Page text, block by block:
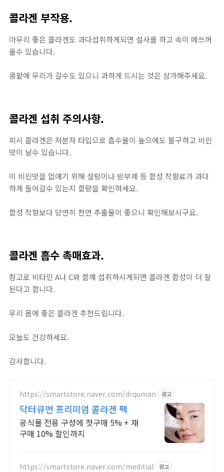
콜라겐 부작용.
아무리 좋은 콜라겐도 과다섭취하게되면 설사를 하고 속이 메쓰꺼
울수 있습니다.
콩팥에 무리가 갈수도 있으니 과하게 드시는 것은 삼가해주세요.
콜라겐 섭취 주의사항.
피시 콜라겐은 저분자 타입으로 흡수율이 높으에도 불구하고 비린
맛이 날수 있습니다.
이 비린맛을 없애기 위해 설탕이나 방부제 등 합성 착향료가 과다
하게 들어갈수 있는지 함량을 확인하세요.
합성 착향보다 당연히 천연 추출물이 좋으니 확인해보시구요.
콜라겐 흡수 촉매효과.
참고로 비타민 A나 C와 함께 섭취하시게되면 콜라겐 합성이 더 잘
된다고 합니다.
우리 몸에 좋은 콜라겐 추천드립니다.
오늘도 건강하세요.
감사합니다.
https://smartstore.naver.com/drquman 광고
닥터큐먼 프리미엄 콜라겐 팩
공식몰 전용 구성에 첫구매 5% + 재
구매 10% 할인까지
https://smartstore.naver.com/meditial 광고